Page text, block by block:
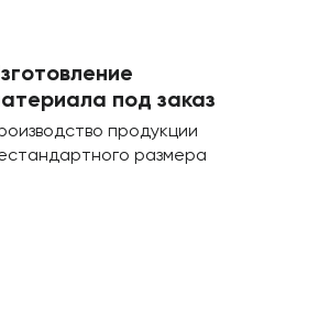
под заказ
продукции
размера